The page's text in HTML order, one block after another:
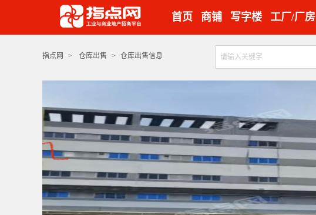
首页 商铺 写字楼 工厂/厂房
指点网 > 仓库出售 > 仓库出售信息